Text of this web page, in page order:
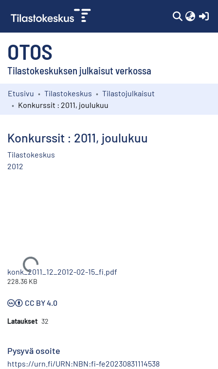
OTOS
Tilastokeskuksen julkaisut verkossa
Kokoelmat
Etusivu Tilastokeskus
Tilastojulkaisut
Konkurssit : 2011, joulukuu
Konkurssit : 2011, joulukuu
Tilastokeskus
2012
Ladataan...
konk_2011_12_2012-02-15_fi.pdf
228.36 KB
CC BY 4.0
Lataukset 32
Pysyvä osoite
https://urn.fi/URN:NBN:fi-fe20230831114538